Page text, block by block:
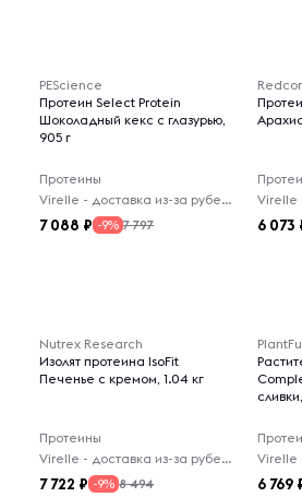
PEScience
Протеин Select Protein
Шоколадный кекс с глазурью,
905 г
Протеины
Virelle - доставка из-за рубежа
7 088 -9% 7 797 6 073
Nutrex Research
Изолят протеина IsoFit
Печенье с кремом, 1.04 кг
Протеины
Virelle - доставка из-за рубежа
7 722 -9% 8 494 6 769